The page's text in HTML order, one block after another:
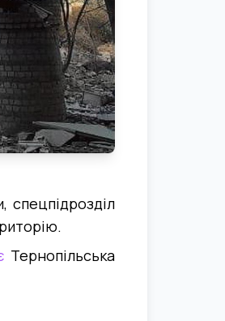
спецпідрозділ
Тернопільська